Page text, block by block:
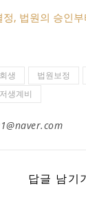
, 법원의 승인
생 법원보정
생계비
답글 남기기